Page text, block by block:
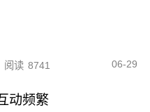
阅读 8741 06-29
动频繁